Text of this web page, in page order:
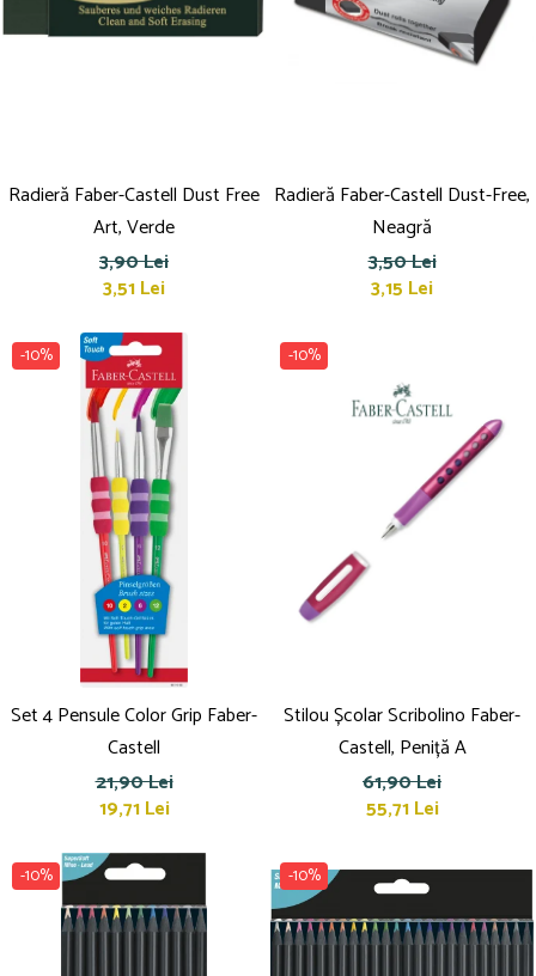
Radieră Faber-Castell Dust Free
Art, Verde
3,90 Lei
3,51 Lei
Radieră Faber-Castell Dust-Free,
Neagră
3,50 Lei
3,15 Lei
-10%
Set 4 Pensule Color Grip Faber-
Castell
21,90 Lei
19,71 Lei
-10%
Stilou Școlar Scribolino Faber-
Castell, Peniță A
61,90 Lei
55,71 Lei
-10% -10%